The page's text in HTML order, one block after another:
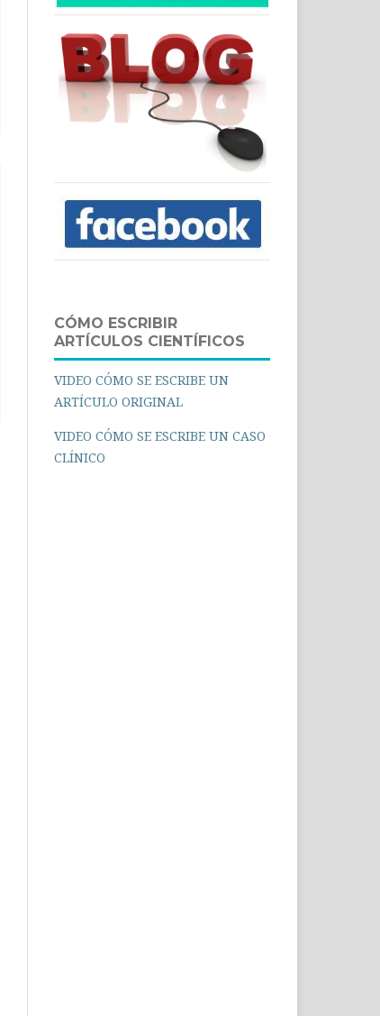
CÓMO ESCRIBIR
ARTÍCULOS CIENTÍFICOS
VIDEO CÓMO SE ESCRIBE UN
ARTÍCULO ORIGINAL
VIDEO CÓMO SE ESCRIBE UN CASO
CLÍNICO